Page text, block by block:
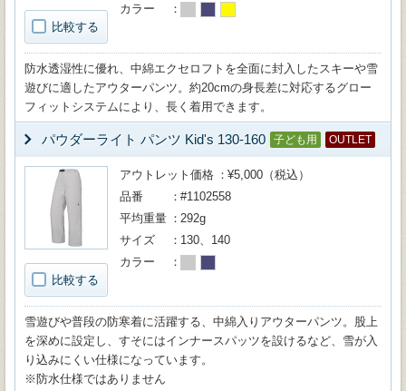
比較する
カラー
防水透湿性に優れ、中綿エクセロフトを全面に封入したスキーや雪
遊びに適したアウターパンツ。約20cmの身長差に対応するグロー
フィットシステムにより、長く着用できます。
パウダーライト パンツ Kid's 130-160 子ども用 OUTLET
比較する
アウトレット価格
¥5,000（税込）
品番
#1102558
平均重量
292g
サイズ
130、140
カラー
雪遊びや普段の防寒着に活躍する、中綿入りアウターパンツ。股上
を深めに設定し、すそにはインナースパッツを設けるなど、雪が入
り込みにくい仕様になっています。
※防水仕様ではありません